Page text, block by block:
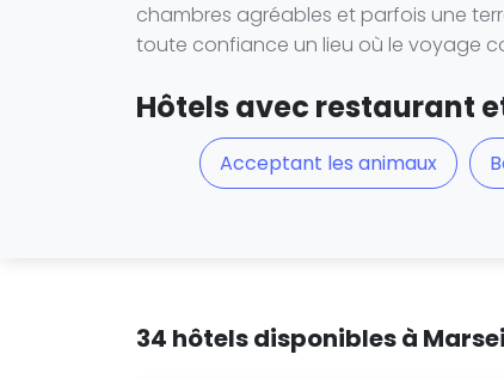
chambres agréables et parfois une
toute confiance un lieu où le voyage
Hôtels avec restaurant
Acceptant les animaux
34 hôtels disponibles à